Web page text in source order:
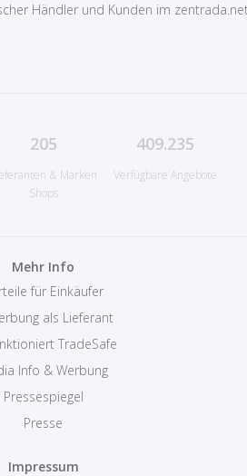
Händler und Kunden im
205
& Marken
Shops
409.235
Verfügbare Angebote
Mehr Info
für Einkäufer
als Lieferant
TradeSafe
Info & Werbung
Pressespiegel
Presse
Impressum